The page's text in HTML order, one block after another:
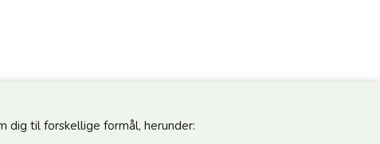
dig til forskellige formål, herunder: